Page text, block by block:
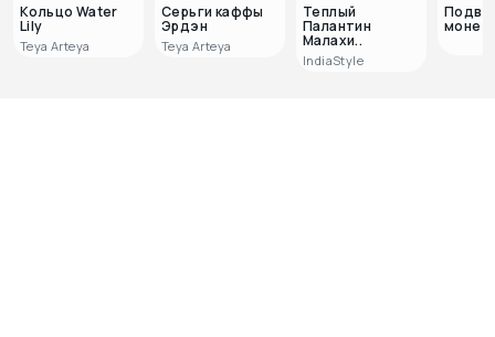
Кольцо Water
Lily
Teya Arteya
Серьги каффы
Эрдэн
Teya Arteya
Теплый
Палантин
Малахи..
IndiaStyle